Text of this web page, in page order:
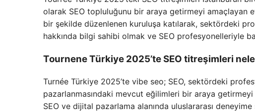
olarak SEO topluluğunu bir araya getirmeyi amaçlayan
bir şekilde düzenlenen kuruluşa katılarak, sektördeki
hakkında bilgi sahibi olmak ve SEO profesyonelleriyle
Tournene Türkiye 2025’te SEO titreşimleri
Turnée Türkiye 2025’te vibe seo; SEO, sektördeki
pazarlanmasındaki mevcut eğilimleri bir araya
SEO ve dijital pazarlama alanında uluslararası